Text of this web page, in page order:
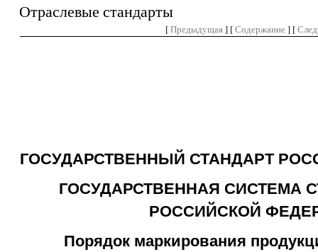
Отраслевые стандарты
[Предыдущая] [Содержание] [
ГОСУДАРСТВЕННЫЙ СТАНДАРТ
ГОСУДАРСТВЕННАЯ СИСТЕМА
РОССИЙСКОЙ
Порядок маркирования